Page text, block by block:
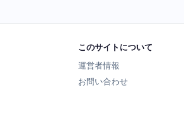
このサイトについて
運営者情報
お問い合わせ